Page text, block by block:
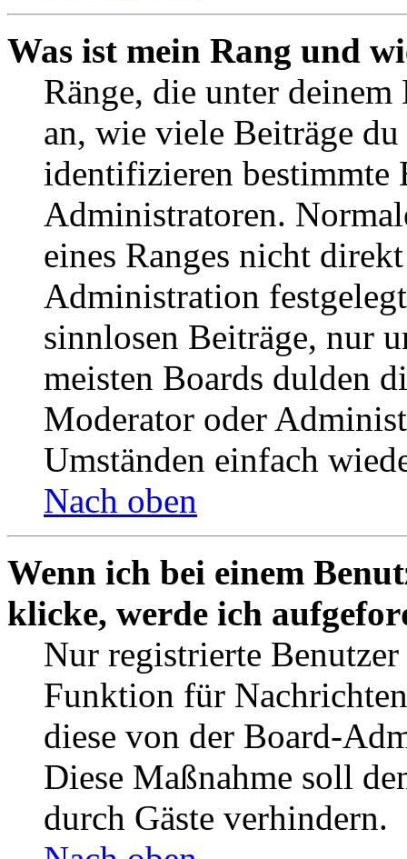
Was ist mein Rang und
Ränge, die unter deinem
an, wie viele Beiträge
identifizieren bestimmte
Administratoren.
eines Ranges nicht
Administration
sinnlosen Beiträge, nur
meisten Boards dulden
Moderator oder
Umständen einfach
Nach oben
Wenn ich bei einem
klicke, werde ich
Nur registrierte
Funktion für
diese von der Board-
Diese Maßnahme soll
durch Gäste verhindern.